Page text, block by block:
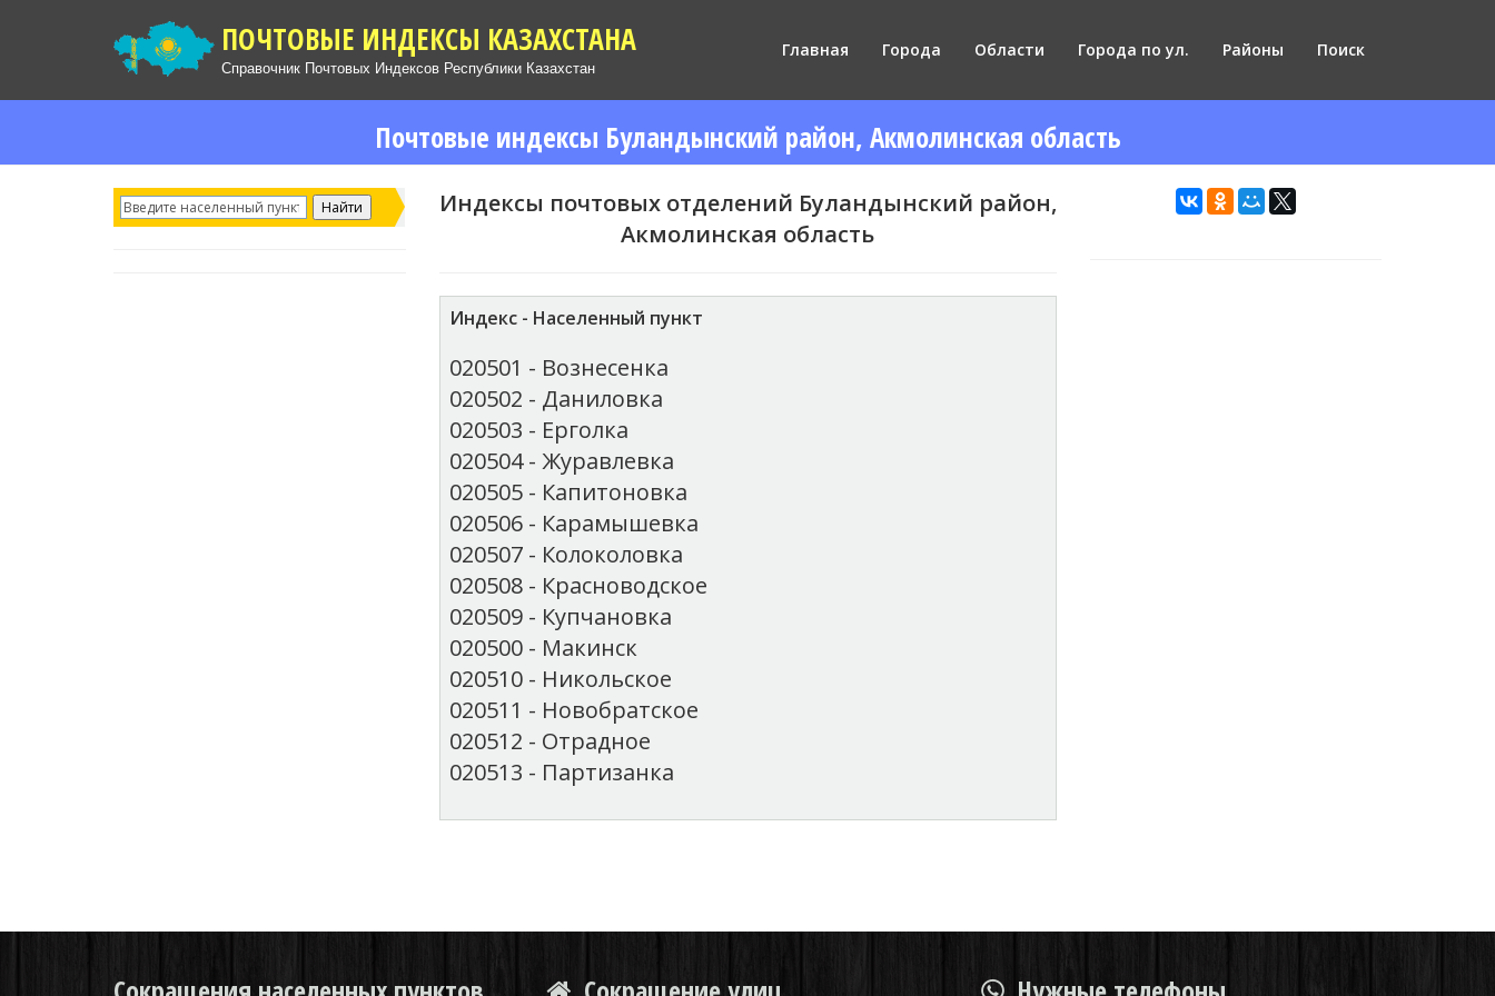
ПОЧТОВЫЕ ИНДЕКСЫ КАЗАХСТАНА
Справочник Почтовых Индексов Республики Казахстан
Главная Города Области Города по ул. Районы Поиск
Почтовые индексы Буландынский район, Акмолинская область
Индексы почтовых отделений Буландынский район,
Акмолинская область
Индекс - Населенный пункт
020501 - Вознесенка
020502 - Даниловка
020503 - Ерголка
020504 - Журавлевка
020505 - Капитоновка
020506 - Карамышевка
020507 - Колоколовка
020508 - Красноводское
020509 - Купчановка
020500 - Макинск
020510 - Никольское
020511 - Новобратское
020512 - Отрадное
020513 - Партизанка